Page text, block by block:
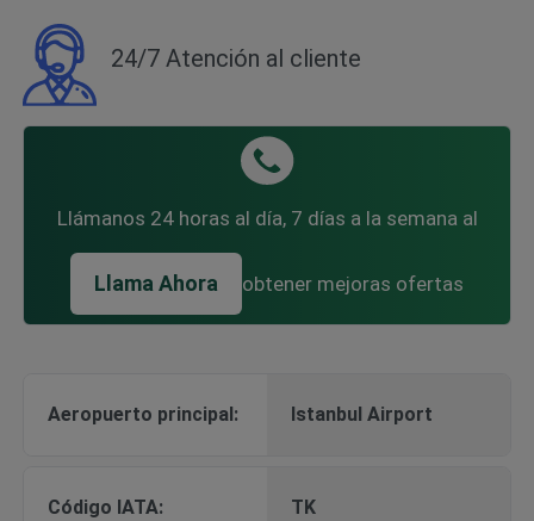
24/7 Atención al cliente
Llámanos 24 horas al día, 7 días a la semana al
Llama Ahora obtener mejoras ofertas
Aeropuerto principal: Istanbul Airport
Código IATA: TK